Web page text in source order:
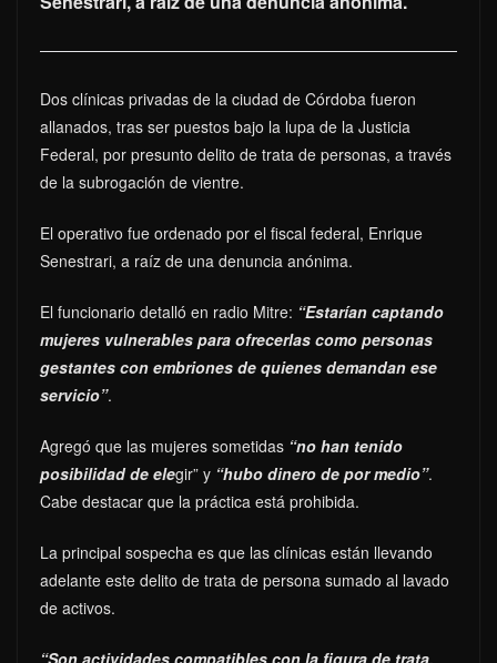
Dos clínicas privadas de la ciudad de Córdoba fueron
allanados, tras ser puestos bajo la lupa de la Justicia
Federal, por presunto delito de trata de personas, a través
de la subrogación de vientre.
El operativo fue ordenado por el fiscal federal, Enrique
Senestrari, a raíz de una denuncia anónima.
El funcionario detalló en radio Mitre: “Estarían captando
mujeres vulnerables para ofrecerlas como personas
gestantes con embriones de quienes demandan ese
servicio”.
Agregó que las mujeres sometidas “no han tenido
posibilidad de elegir” y “hubo dinero de por medio”.
Cabe destacar que la práctica está prohibida.
La principal sospecha es que las clínicas están llevando
adelante este delito de trata de persona sumado al lavado
de activos.
“Son actividades compatibles con la figura de trata,